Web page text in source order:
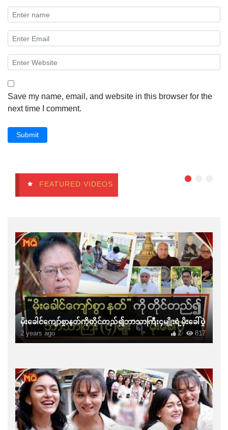
Save my name, email, and website in this browser for the
next time I comment.
Submit
FEATURED VIDEOS
မိုးခေါင်ကျော်စွာနတ်ကိုတိုင်တည်၍ဘာသာကြီး၄မျိုးရဲ့မိုးခေါ်ပွဲ
2 years ago 817
2